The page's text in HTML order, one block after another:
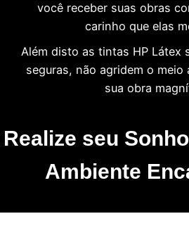
você receber suas obras
carinho que elas
Além disto as tintas HP Látex
seguras, não agridem o meio
sua obra
Realize seu
Ambiente